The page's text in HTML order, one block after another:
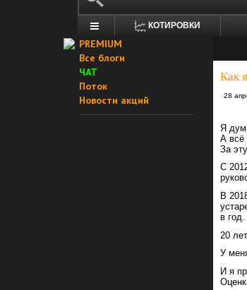
КОТИРОВКИ
PREMIUM
Все блоги
ЧАТ
Поток
Новости акций
Как
28
Я
А всё
За
С
В
в год.
20
У
И я